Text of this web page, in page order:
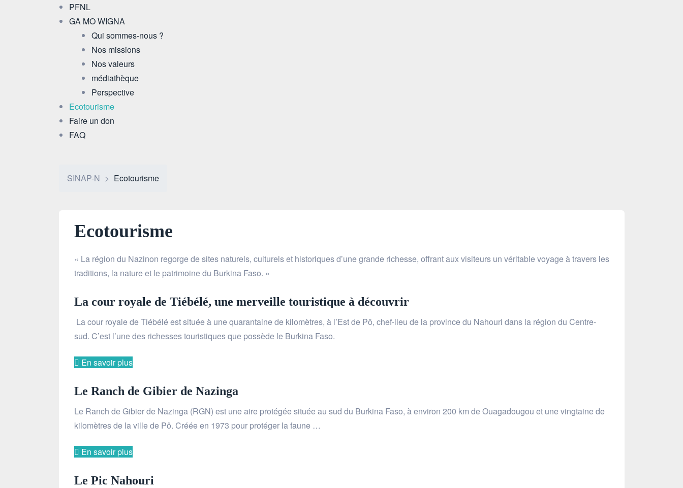
PFNL
GA MO WIGNA
Qui sommes-nous ?
Nos missions
Nos valeurs
médiathèque
Perspective
Ecotourisme
Faire un don
FAQ
SINAP-N > Ecotourisme
Ecotourisme
« La région du Nazinon regorge de sites naturels, culturels et historiques d’une grande richesse, offrant aux visiteurs un véritable voyage à travers les
traditions, la nature et le patrimoine du Burkina Faso. »
La cour royale de Tiébélé, une merveille touristique à découvrir
La cour royale de Tiébélé est située à une quarantaine de kilomètres, à l’Est de Pô, chef-lieu de la province du Nahouri dans la région du Centre-
sud. C’est l’une des richesses touristiques que possède le Burkina Faso.
En savoir plus
Le Ranch de Gibier de Nazinga
Le Ranch de Gibier de Nazinga (RGN) est une aire protégée située au sud du Burkina Faso, à environ 200 km de Ouagadougou et une vingtaine de
kilomètres de la ville de Pô. Créée en 1973 pour protéger la faune …
En savoir plus
Le Pic Nahouri